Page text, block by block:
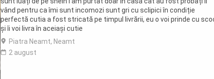
vând pentru ca îmi sunt incomozi sunt gri cu sclipici în condiție
perfectă cutia a fost stricată pe timpul livrării, eu o voi prinde cu
și îi voi livra în aceiași cutie
Piatra Neamt, Neamt
2 august